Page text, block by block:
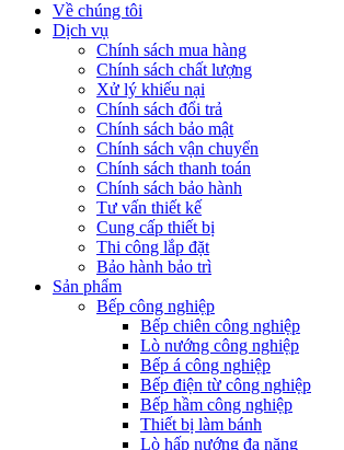
Về chúng tôi
Dịch vụ
Chính sách mua hàng
Chính sách chất lượng
Xử lý khiếu nại
Chính sách đổi trả
Chính sách bảo mật
Chính sách vận chuyển
Chính sách thanh toán
Chính sách bảo hành
Tư vấn thiết kế
Cung cấp thiết bị
Thi công lắp đặt
Bảo hành bảo trì
Sản phẩm
Bếp công nghiệp
Bếp chiên công nghiệp
Lò nướng công nghiệp
Bếp á công nghiệp
Bếp điện từ công nghiệp
Bếp hầm công nghiệp
Thiết bị làm bánh
Lò hấp nướng đa năng